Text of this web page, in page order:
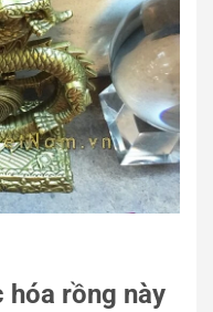
hóa rồng này